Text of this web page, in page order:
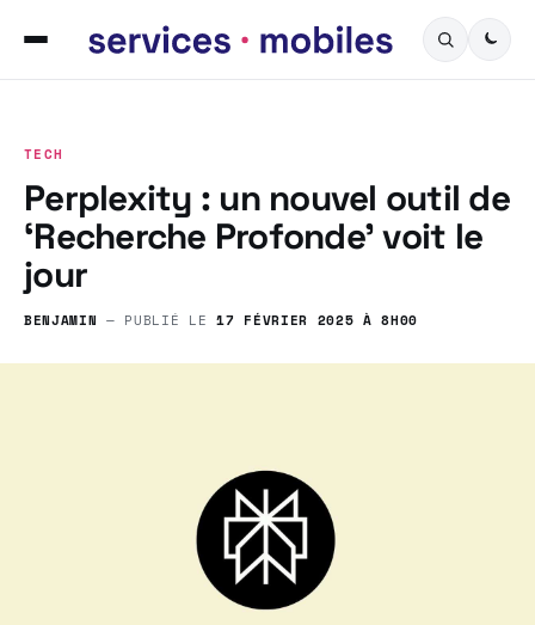
TECH
Perplexity : un nouvel outil de
‘Recherche Profonde’ voit le
jour
BENJAMIN — PUBLIÉ LE17 FÉVRIER 2025 À 8H00